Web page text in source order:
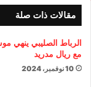
مقالات ذات صلة
الرباط الصليبي ينهي
مع ريال مدريد
10 نوفمبر، 2024